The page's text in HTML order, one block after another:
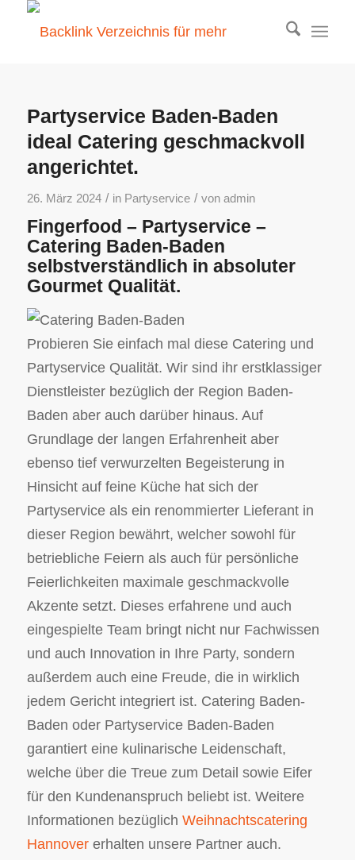
Partyservice Baden-Baden
ideal Catering geschmackvoll
angerichtet.
26. März 2024 / in Partyservice / von admin
Fingerfood – Partyservice –
Catering Baden-Baden
selbstverständlich in absoluter
Gourmet Qualität.
Probieren Sie einfach mal diese Catering und
Partyservice Qualität. Wir sind ihr erstklassiger
Dienstleister bezüglich der Region Baden-
Baden aber auch darüber hinaus. Auf
Grundlage der langen Erfahrenheit aber
ebenso tief verwurzelten Begeisterung in
Hinsicht auf feine Küche hat sich der
Partyservice als ein renommierter Lieferant in
dieser Region bewährt, welcher sowohl für
betriebliche Feiern als auch für persönliche
Feierlichkeiten maximale geschmackvolle
Akzente setzt. Dieses erfahrene und auch
eingespielte Team bringt nicht nur Fachwissen
und auch Innovation in Ihre Party, sondern
außerdem auch eine Freude, die in wirklich
jedem Gericht integriert ist. Catering Baden-
Baden oder Partyservice Baden-Baden
garantiert eine kulinarische Leidenschaft,
welche über die Treue zum Detail sowie Eifer
für den Kundenanspruch beliebt ist. Weitere
Informationen bezüglich Weihnachtscatering
Hannovererhalten unsere Partner auch.